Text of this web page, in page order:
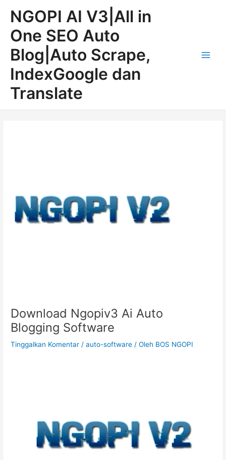
NGOPI AI V3|All in
One SEO Auto
Blog|Auto Scrape,
IndexGoogle dan
Translate
Download Ngopiv3 Ai Auto
Blogging Software
Tinggalkan Komentar /auto-software / Oleh BOS NGOPI
navigation